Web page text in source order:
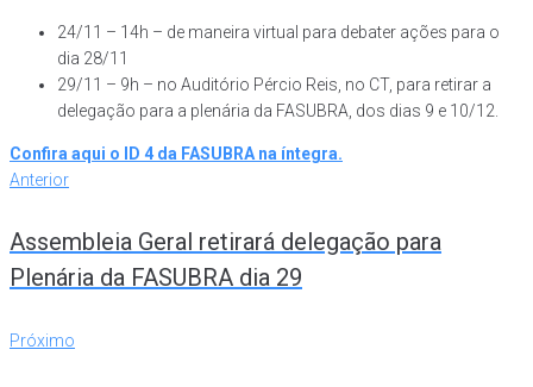
24/11 – 14h – de maneira virtual para debater ações para o
dia 28/11
29/11 – 9h – no Auditório Pércio Reis, no CT, para retirar a
delegação para a plenária da FASUBRA, dos dias 9 e 10/12.
Confira aqui o ID 4 da FASUBRA na íntegra.
Navegação
de
Post
Anterior
Anterior
Assembleia Geral retirará delegação para
Plenária da FASUBRA dia 29
Próximo
Próximo